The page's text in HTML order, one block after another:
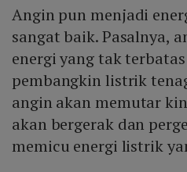
Angin pun menjadi
sangat baik. Pasalnya,
energi yang tak
pembangkin listrik
angin akan memutar
akan bergerak dan
memicu energi listrik